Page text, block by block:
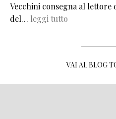
Vecchini consegna al lettore
del… leggi tutto
VAI AL BLOG